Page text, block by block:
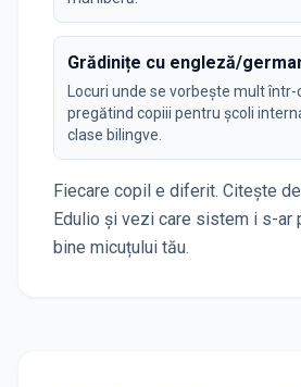
Grădinițe cu engleză/
Locuri unde se vorbește mult
pregătind copiii pentru școli
clase bilingve.
Fiecare copil e diferit. Citește
Edulio și vezi care sistem i s-ar
bine micuțului tău.